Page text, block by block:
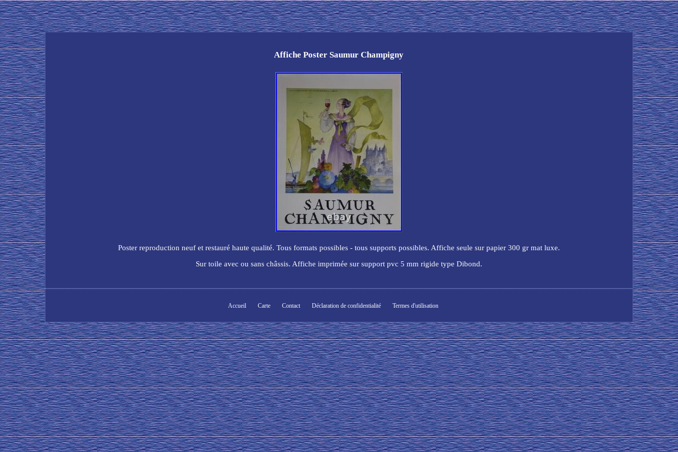
Affiche Poster Saumur Champigny
Poster reproduction neuf et restauré haute qualité. Tous formats possibles - tous supports possibles. Affiche seule sur papier 300 gr mat luxe.
Sur toile avec ou sans châssis. Affiche imprimée sur support pvc 5 mm rigide type Dibond.
Accueil Carte Contact Déclaration de confidentialité Termes d'utilisation